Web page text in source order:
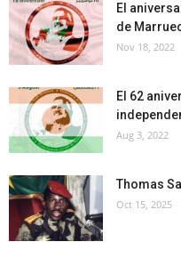
El
de
Nov 18, 2022
El 62
Aug 3, 2022
Thomas
Oct 15, 2025